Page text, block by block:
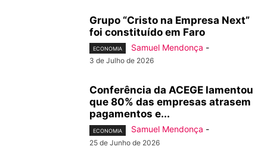
Grupo “Cristo na Empresa Next”
foi constituído em Faro
ECONOMIA Samuel Mendonça -
3 de Julho de 2026
Conferência da ACEGE lamentou
que 80% das empresas atrasem
pagamentos e...
ECONOMIA Samuel Mendonça -
25 de Junho de 2026